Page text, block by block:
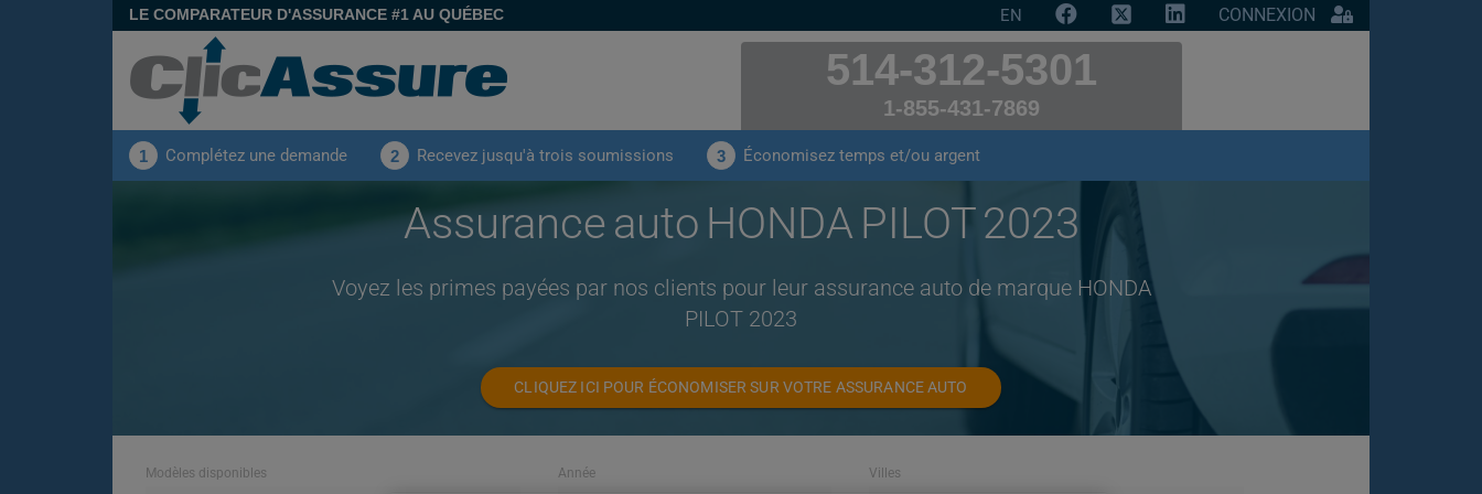
LE COMPARATEUR D'ASSURANCE #1 AU QUÉBEC EN CONNEXION
514-312-5301
1-855-431-7869
1 Complétez une demande 2 Recevez jusqu'à trois soumissions 3 Économisez temps et/ou argent
Assurance auto HONDA PILOT 2023
Voyez les primes payées par nos clients pour leur assurance auto de marque HONDA
PILOT 2023
CLIQUEZ ICI POUR ÉCONOMISER SUR VOTRE ASSURANCE AUTO
Modèles disponibles Année Villes